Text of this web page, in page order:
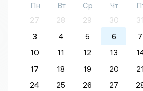
Пн Вт Ср Чт
27
28 29 30 31
3
4 5 6 7
10
11 12 13
17
18 19 20 21
24
25 26 27